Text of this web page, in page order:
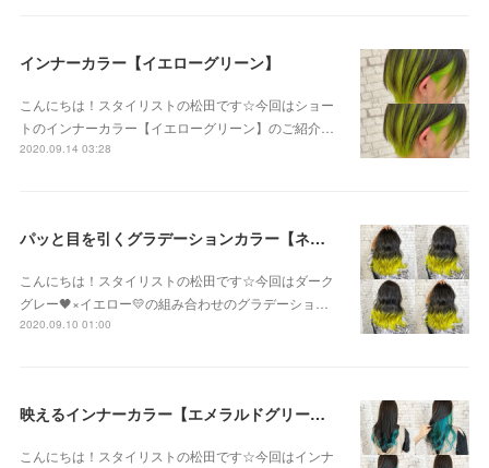
インナーカラー【イエローグリーン】
こんにちは！スタイリストの松田です☆今回はショー
トのインナーカラー【イエローグリーン】のご紹介…
2020.09.14 03:28
パッと目を引くグラデーションカラー【ネオンイエロー】
こんにちは！スタイリストの松田です☆今回はダーク
グレー🖤×イエロー💛の組み合わせのグラデーショ…
2020.09.10 01:00
映えるインナーカラー【エメラルドグリーン】
こんにちは！スタイリストの松田です☆今回はインナ